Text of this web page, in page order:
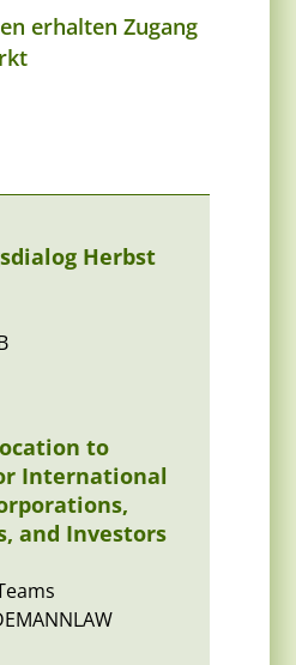
erhalten Zugang
Herbst
to
International
and Investors